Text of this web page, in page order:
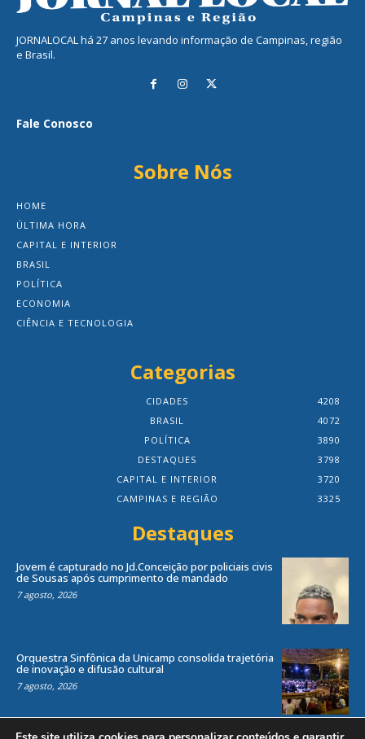
JORNALOCAL há 27 anos levando informação de Campinas, região
e Brasil.
Fale Conosco
Sobre Nós
HOME
ÚLTIMA HORA
CAPITAL E INTERIOR
BRASIL
POLÍTICA
ECONOMIA
CIÊNCIA E TECNOLOGIA
Categorias
CIDADES
4208
BRASIL
4072
POLÍTICA
3890
DESTAQUES
3798
CAPITAL E INTERIOR
3720
CAMPINAS E REGIÃO
3325
Destaques
Jovem é capturado no Jd.Conceição por policiais civis
de Sousas após cumprimento de mandado
7 agosto, 2026
Orquestra Sinfônica da Unicamp consolida trajetória
de inovação e difusão cultural
7 agosto, 2026